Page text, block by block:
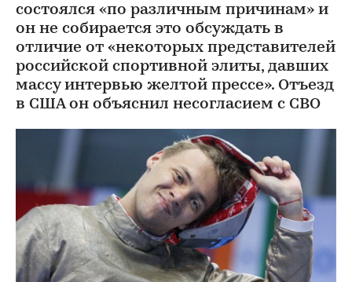
состоялся «по различным причинам» и
он не собирается это обсуждать в
отличие от «некоторых представителей
российской спортивной элиты, давших
массу интервью желтой прессе». Отъезд
в США он объяснил несогласием с СВО